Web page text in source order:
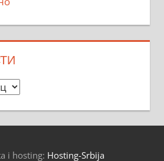
i hosting: Hosting-Srbija